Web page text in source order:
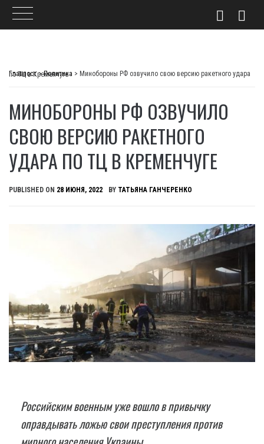
Главпост>Политика >
Минобороны РФ озвучило свою версию ракетного удара по ТЦ в Кременчуге
МИНОБОРОНЫ РФ ОЗВУЧИЛО
СВОЮ ВЕРСИЮ РАКЕТНОГО
УДАРА ПО ТЦ В КРЕМЕНЧУГЕ
PUBLISHED ON 28 ИЮНЯ, 2022 BY ТАТЬЯНА ГАНЧЕРЕНКО
Российским военным уже вошло в привычку
оправдывать ложью свои преступления против